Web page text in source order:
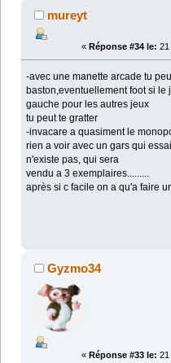
mureyt
« Réponse #34 le: 21
-avec une manette arcade tu
baston,eventuellement foot si
gauche pour les autres jeux
tu peut te gratter
-invacare a quasiment le
rien a voir avec un gars qui
n'existe pas, qui sera
vendu a 3 exemplaires.........
après si c facile on a qu'a faire
Gyzmo34
« Réponse #33 le: 21